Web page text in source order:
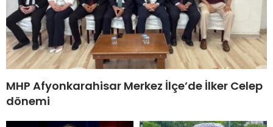
MHP Afyonkarahisar Merkez İlçe’de İlker Celep
dönemi